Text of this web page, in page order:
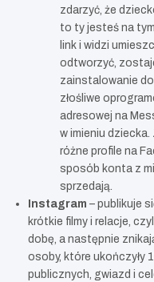
zdarzyć, że
to ty jesteś na
link i widzi
odtworzyć,
zainstalowanie
złośliwe
adresowej na
w imieniu
różne profile na
sposób konta z
sprzedają.
Instagram – publikuje
krótkie filmy i relacje,
dobę, a następnie
osoby, które ukończyły
publicznych, gwiazd i